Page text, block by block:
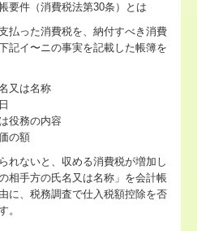
要件（消費税法第30条）とは
払った消費税を、納付すべき消費
記イ〜ニの事実を記載した帳簿を
又は名称
役務の内容
の額
れないと、収める消費税が増加し
相手方の氏名又は名称」を会計帳
に、税務調査で仕入税額控除を否
。